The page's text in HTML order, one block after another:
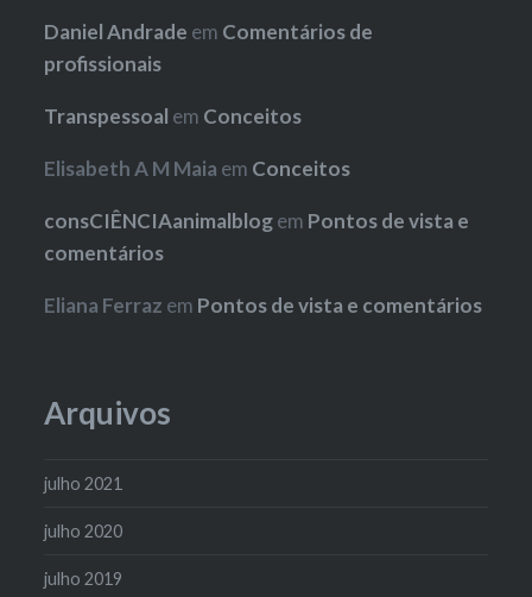
Daniel Andrade em Comentários de
profissionais
Transpessoal em Conceitos
Elisabeth A M Maia em Conceitos
consCIÊNCIAanimalblogem Pontos de vista e
comentários
Eliana Ferraz em Pontos de vista e comentários
Arquivos
julho 2021
julho 2020
julho 2019